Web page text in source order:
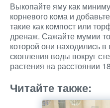
Выкопайте яму как
корневого кома и
такие как компост или
дренаж. Сажайте мумии
которой они находились в
скопления воды вокруг
растения на расстоянии
Читайте также: